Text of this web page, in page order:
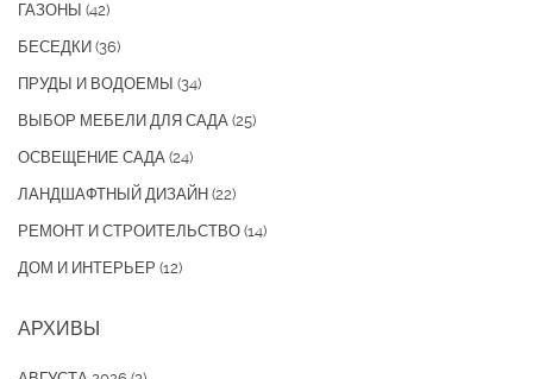
ГАЗОНЫ (42)
БЕСЕДКИ (36)
ПРУДЫ И ВОДОЕМЫ (34)
ВЫБОР МЕБЕЛИ ДЛЯ САДА (25)
ОСВЕЩЕНИЕ САДА (24)
ЛАНДШАФТНЫЙ ДИЗАЙН (22)
РЕМОНТ И СТРОИТЕЛЬСТВО (14)
ДОМ И ИНТЕРЬЕР (12)
АРХИВЫ